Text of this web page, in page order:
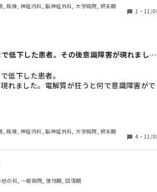
, 病棟, 神経内科, 脳神経外科, 大学病院, 終末期
1 ・ 11/
低下した患者。その後意識障害が現れまし
低下した患者。
れました。電解質が狂うと何で意識障害がで
, 病棟, 神経内科, 脳神経外科, 大学病院, 終末期
4 ・ 11/
の科, 一般病院, 慢性期, 回復期